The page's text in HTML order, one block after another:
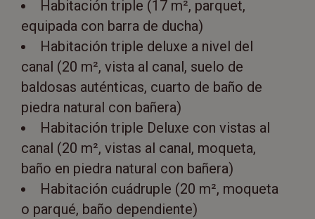
Habitación triple (17 m², parquet,
equipada con barra de ducha)
Habitación triple deluxe a nivel del
canal (20 m², vista al canal, suelo de
baldosas auténticas, cuarto de baño de
piedra natural con bañera)
Habitación triple Deluxe con vistas al
canal (20 m², vistas al canal, moqueta,
baño en piedra natural con bañera)
Habitación cuádruple (20 m², moqueta
o parqué, baño dependiente)